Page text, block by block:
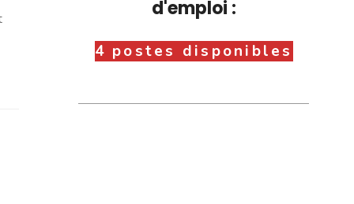
d'emploi :
4 postes disponibles